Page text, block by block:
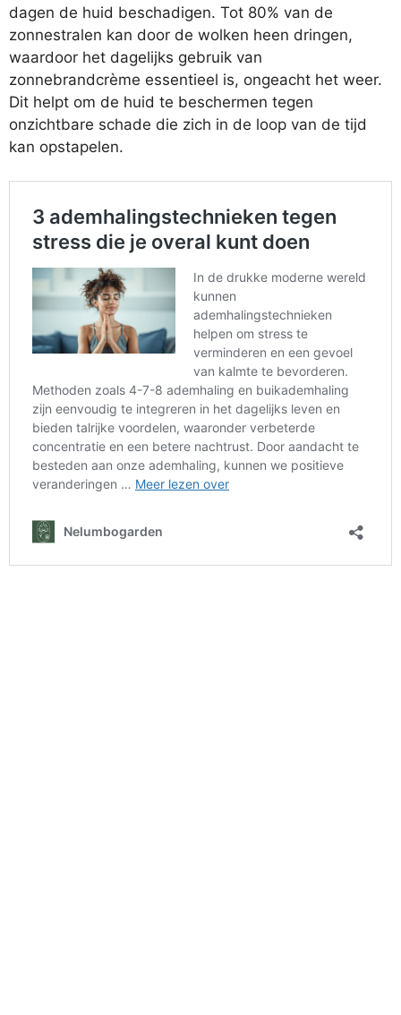
dagen de huid beschadigen. Tot 80% van de
zonnestralen kan door de wolken heen dringen,
waardoor het dagelijks gebruik van
zonnebrandcrème essentieel is, ongeacht het weer.
Dit helpt om de huid te beschermen tegen
onzichtbare schade die zich in de loop van de tijd
kan opstapelen.